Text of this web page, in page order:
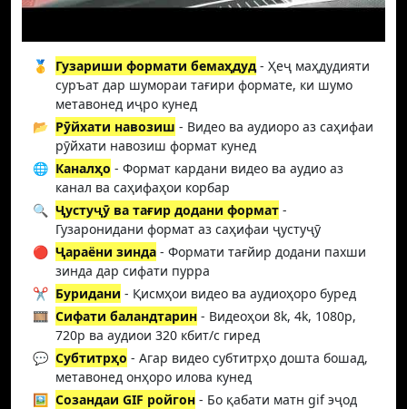
🥇 Гузариши формати бемаҳдуд - Ҳеҷ маҳдудияти
суръат дар шумораи тағири формате, ки шумо
метавонед иҷро кунед
📂 Рӯйхати навозиш - Видео ва аудиоро аз саҳифаи
рӯйхати навозиш формат кунед
🌐 Каналҳо - Формат кардани видео ва аудио аз
канал ва саҳифаҳои корбар
🔍 Ҷустуҷӯ ва тағир додани формат -
Гузаронидани формат аз саҳифаи ҷустуҷӯ
🔴 Ҷараёни зинда - Формати тағйир додани пахши
зинда дар сифати пурра
✂️ Буридани - Қисмҳои видео ва аудиоҳоро буред
🎞️ Сифати баландтарин - Видеоҳои 8k, 4k, 1080p,
720p ва аудиои 320 кбит/с гиред
💬 Субтитрҳо - Агар видео субтитрҳо дошта бошад,
метавонед онҳоро илова кунед
🖼️ Созандаи GIF ройгон - Бо қабати матн gif эҷод